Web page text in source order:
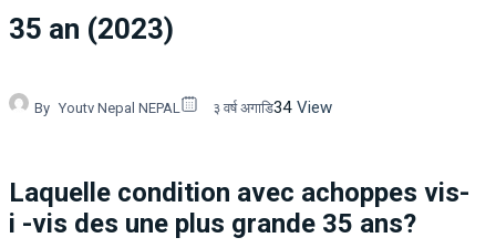
35 an (2023)
By Youtv Nepal NEPAL ३ वर्ष अगाडि34 View
Laquelle condition avec achoppes vis-
i -vis des une plus grande 35 ans?